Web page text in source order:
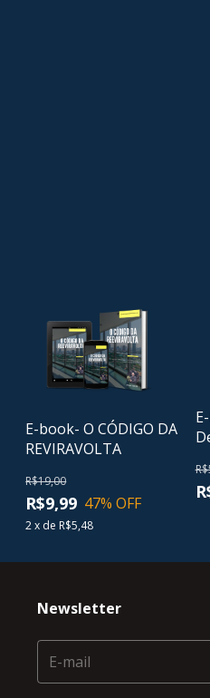
E-book- O CÓDIGO DA
REVIRAVOLTA
R$9,99
R$19,00
47% OFF
2x de R$5,48
Newsletter